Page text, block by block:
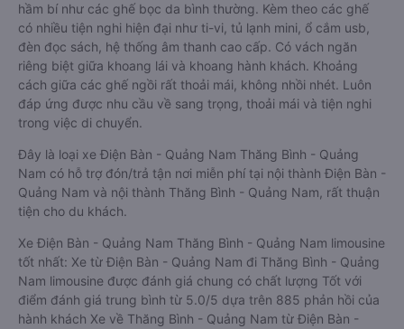
hầm bí như các ghế bọc da bình thường. Kèm theo các ghế
có nhiều tiện nghi hiện đại như ti-vi, tủ lạnh mini, ổ cắm usb,
đèn đọc sách, hệ thống âm thanh cao cấp. Có vách ngăn
riêng biệt giữa khoang lái và khoang hành khách. Khoảng
cách giữa các ghế ngồi rất thoải mái, không nhồi nhét. Luôn
đáp ứng được nhu cầu về sang trọng, thoải mái và tiện nghi
trong việc di chuyển.
Đây là loại xe Điện Bàn - Quảng Nam Thăng Bình - Quảng
Nam có hỗ trợ đón/trả tận nơi miễn phí tại nội thành Điện Bàn -
Quảng Nam và nội thành Thăng Bình - Quảng Nam, rất thuận
tiện cho du khách.
Xe Điện Bàn - Quảng Nam Thăng Bình - Quảng Nam limousine
tốt nhất: Xe từ Điện Bàn - Quảng Nam đi Thăng Bình - Quảng
Nam limousine được đánh giá chung có chất lượng Tốt với
điểm đánh giá trung bình từ 5.0/5 dựa trên 885 phản hồi của
hành khách Xe về Thăng Bình - Quảng Nam từ Điện Bàn -